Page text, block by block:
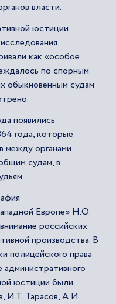
власти.
юстиции
как «особое
по спорным
обыкновенным судам
появились
года, которые
между органами
судам, в
Европе» Н.О.
российских
производства. В
полицейского права
юстиции были
И.Т. Тарасов, А.И.